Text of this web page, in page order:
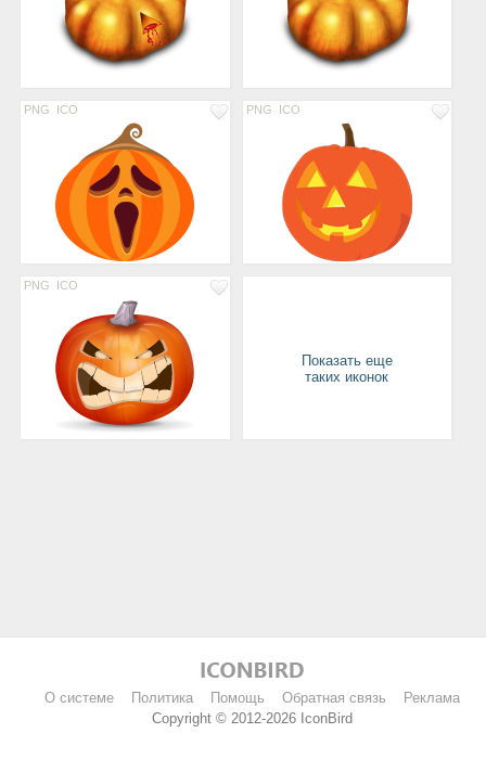
PNG ICO PNG ICO
PNG ICO
Показать еще
таких иконок
О системе Политика Помощь Обратная связь
Реклама
Copyright © 2012-2026 IconBird